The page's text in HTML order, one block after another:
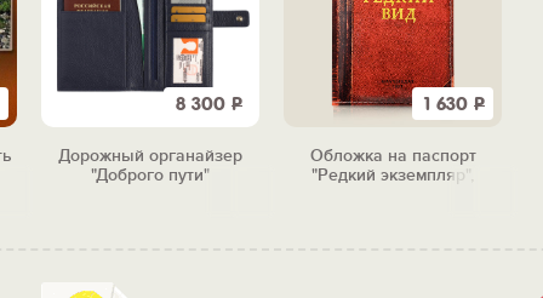
8 300 Р
Дорожный органайзер
"Доброго пути"
1 630 Р
Обложка на паспорт
"Редкий экземпляр",